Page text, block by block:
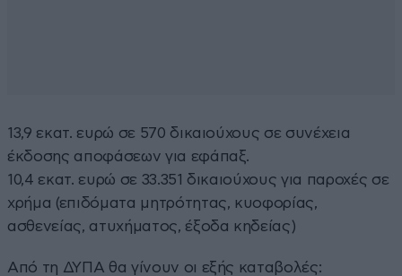
13,9 εκατ. ευρώ σε 570 δικαιούχους σε συνέχεια
έκδοσης αποφάσεων για εφάπαξ.
10,4 εκατ. ευρώ σε 33.351 δικαιούχους για παροχές σε
χρήμα (επιδόματα μητρότητας, κυοφορίας,
ασθενείας, ατυχήματος, έξοδα κηδείας)
Από τη ΔΥΠΑ θα γίνουν οι εξής καταβολές: